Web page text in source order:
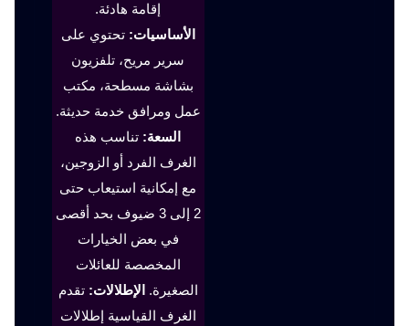
إقامة هادئة.
الأساسيات: تحتوي على
سرير مريح، تلفزيون
بشاشة مسطحة، مكتب
عمل ومرافق خدمة حديثة.
السعة: تناسب هذه
الغرف الفرد أو الزوجين،
مع إمكانية استيعاب حتى
2 إلى 3 ضيوف بحد أقصى
في بعض الخيارات
المخصصة للعائلات
الصغيرة. الإطلالات: تقدم
الغرف القياسية إطلالات